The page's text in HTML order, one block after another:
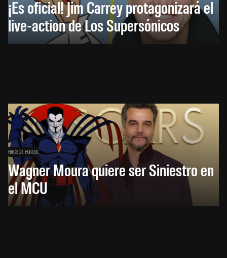
¡Es oficial! Jim Carrey protagonizará el
live-action de Los Supersónicos
HACE 21 HORAS
Wagner Moura quiere ser Siniestro en
el MCU